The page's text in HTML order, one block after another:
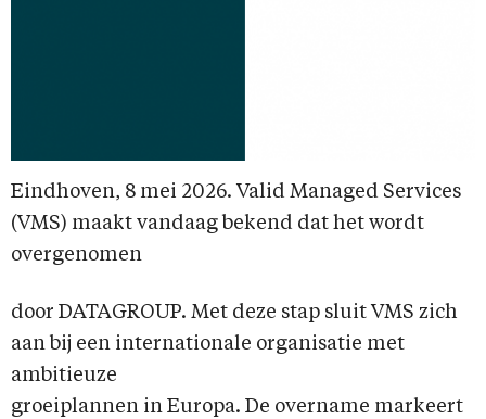
Eindhoven, 8 mei 2026. Valid Managed Services
(VMS) maakt vandaag bekend dat het wordt
overgenomen
door DATAGROUP. Met deze stap sluit VMS zich
aan bij een internationale organisatie met
ambitieuze
groeiplannen in Europa. De overname markeert